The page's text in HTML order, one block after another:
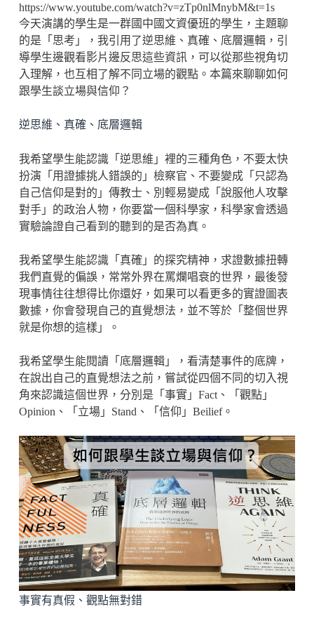
https://www.youtube.com/watch?v=zTp0nlMnybM&t=1s
今天演講的學生是一群國中國文資優班的學生，主題聊
的是「思考」，我引用了逆思維、真確、底層邏輯，引
導學生邊觀看影片邊反思這些資訊，可以從那些視角切
入理解，也互相了解不同立場的觀點。本篇來聊聊如何
跟學生談立場與信仰？
逆思維、真確、底層邏輯
我希望學生能認識「逆思維」裡的三種角色，不要太快
扮演「用證據挑人錯誤的」檢察官、不要變成「只認為
自己信仰是對的」傳教士、別輕易變成「說服他人攻擊
對手」的政治人物，你要當一個科學家，科學家會透過
實驗論證自己看到的聽到的是否為真。
我希望學生能認識「真確」的探究精神，求證數據扭轉
我們直覺的偏誤，常常外界在罵爛唱衰的世界，最後發
現事情往往想得比你還好，如果可以看更多的實證圖表
數據，你會發現自己的直覺想法，並不等於「整個世界
就是你想的這樣」。
我希望學生能閱讀「底層邏輯」，看清楚事件的底牌，
在說出自己的直覺想法之前，嘗試從四個不同的切入視
角來認識這個世界，分別是「事實」Fact、「觀點」
Opinion、「立場」Stand、「信仰」Beilief。
事實有真假、觀點無對錯